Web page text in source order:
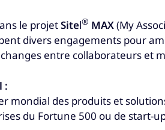
le projetSitel® MAX(My
divers engagements pour
entre collaborateurs et
:
mondial des produits et
du Fortune 500 ou de